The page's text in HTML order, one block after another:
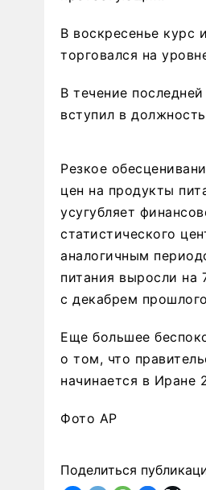
В воскресенье курс
торговался на
В течение
вступил в
Резкое
цен на продукты
усугубляет
статистического
аналогичным
питания выросли на
с декабрем
Еще большее
о том, что
начинается в Иране
Фото AP
Поделиться